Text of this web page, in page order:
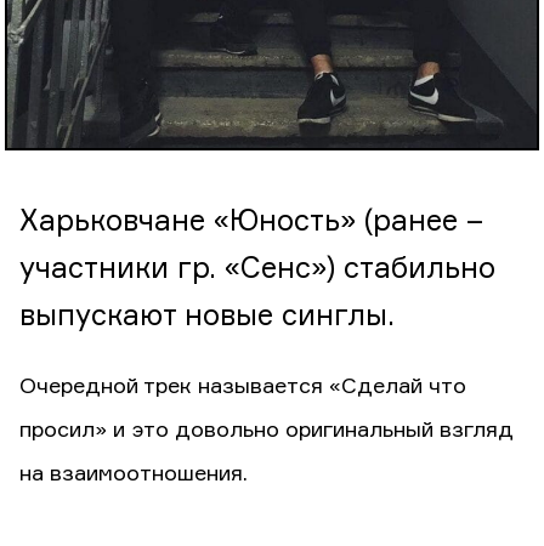
Харьковчане «Юность» (ранее –
участники гр. «Сенс») стабильно
выпускают новые синглы.
Очередной трек называется «Сделай что
просил» и это довольно оригинальный взгляд
на взаимоотношения.